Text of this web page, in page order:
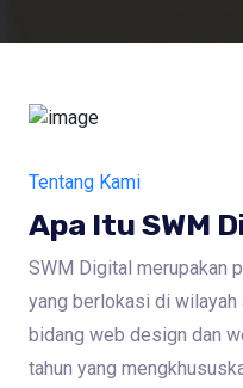
Tentang Kami
Apa Itu SWM
SWM Digital merupakan
yang berlokasi di wilayah
bidang web design dan
tahun yang